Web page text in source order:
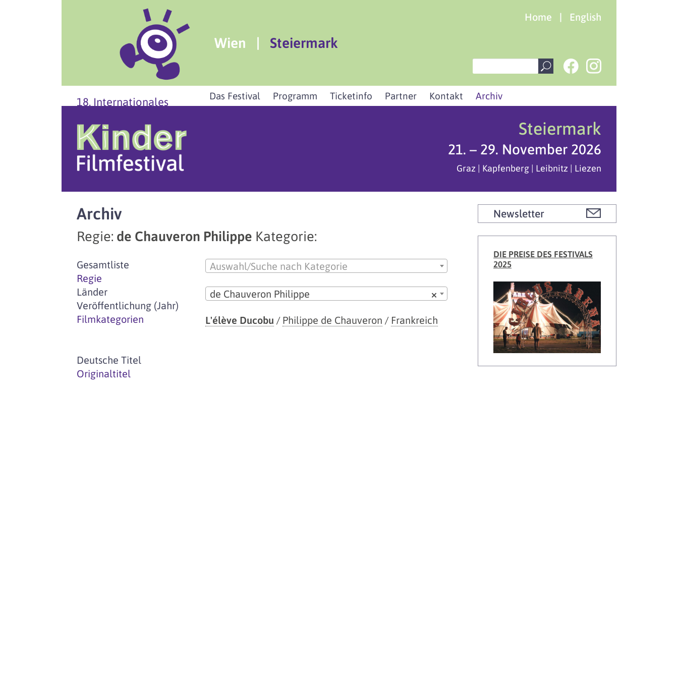
Home | English
Wien | Steiermark
18. Internationales Das Festival Programm Ticketinfo Partner Kontakt Archiv
Steiermark
21. – 29. November 2026
Graz | Kapfenberg | Leibnitz | Liezen
Archiv
Regie: de Chauveron Philippe Kategorie:
Gesamtliste
Regie
Länder
Veröffentlichung (Jahr)
Filmkategorien
Deutsche Titel
Originaltitel
Auswahl/Suche nach Kategorie
×
de Chauveron Philippe
L'élève Ducobu / Philippe de Chauveron / Frankreich
Newsletter
DIE PREISE DES FESTIVALS
2025